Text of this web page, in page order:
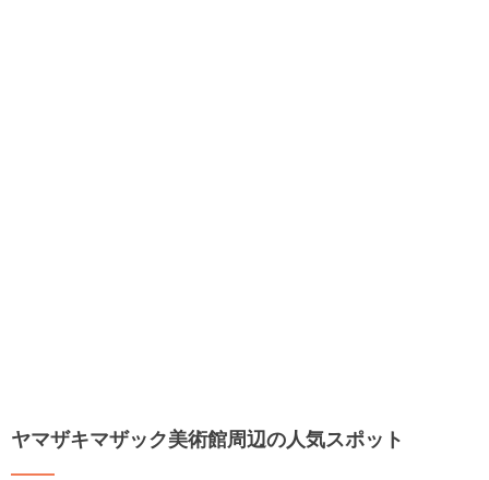
ヤマザキマザック美術館周辺の人気スポット